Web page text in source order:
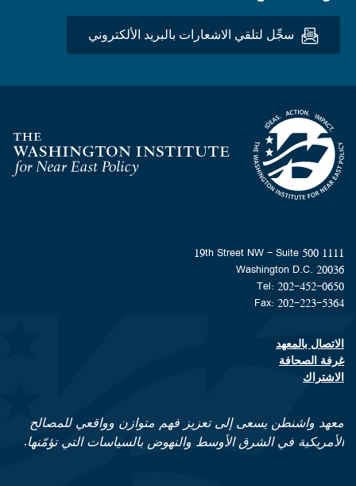
سجِّل لتلقي الاشعارات بالبريد الألكتروني
Homepage
1111 19th Street NW - Suite 500
Washington D.C. 20036
Tel: 202-452-0650
Fax: 202-223-5364
Footer contact links
الاتصال بالمعهد
غرفة الصحافة
الاشتراك
معهد واشنطن يسعى إلى تعزيز فهم متوازن وواقعي للمصالح
الأمريكية في الشرق الأوسط والنهوض بالسياسات التي تؤمّنها.